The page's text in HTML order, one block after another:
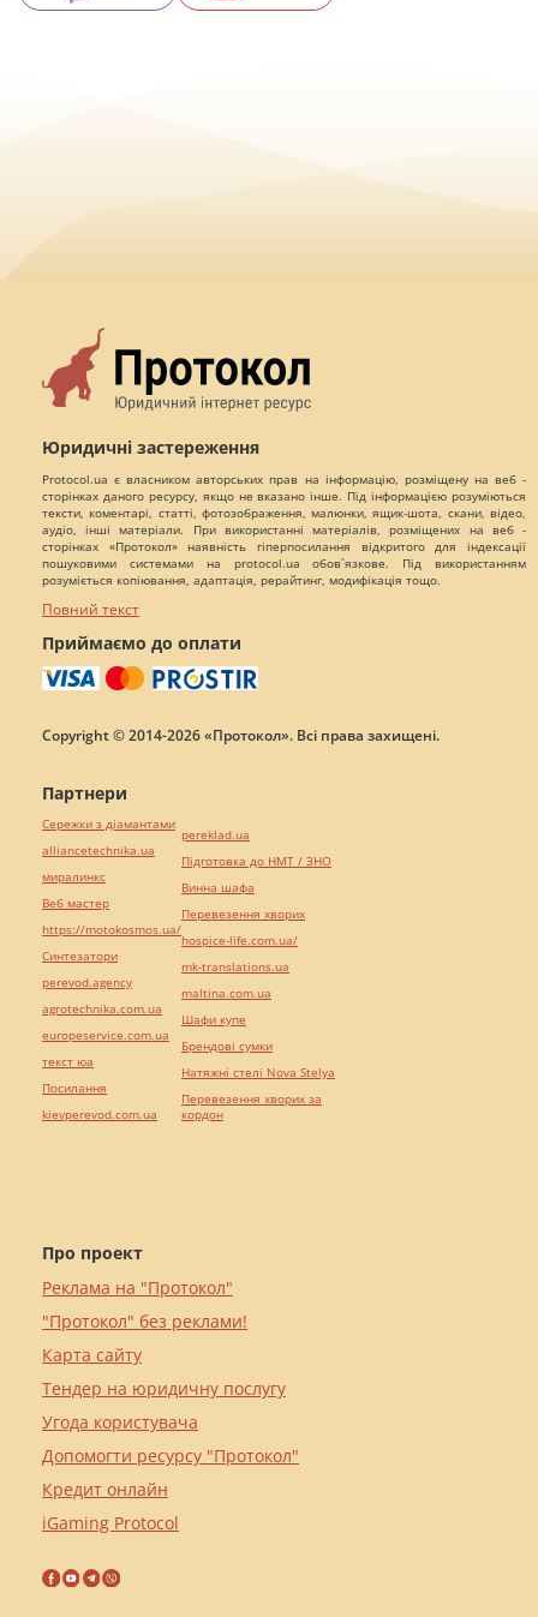
Юридичні застереження
Protocol.ua є власником авторських прав на інформацію, розміщену на веб -
сторінках даного ресурсу, якщо не вказано інше. Під інформацією розуміються
тексти, коментарі, статті, фотозображення, малюнки, ящик-шота, скани, відео,
аудіо, інші матеріали. При використанні матеріалів, розміщених на веб -
сторінках «Протокол» наявність гіперпосилання відкритого для індексації
пошуковими системами на protocol.ua обов`язкове. Під використанням
розуміється копіювання, адаптація, рерайтинг, модифікація тощо.
Повний текст
Приймаємо до оплати
Copyright © 2014-2026 «Протокол». Всі права захищені.
Про проект
Реклама на "Протокол"
"Протокол" без реклами!
Карта сайту
Тендер на юридичну послугу
Угода користувача
Допомогти ресурсу "Протокол"
Кредит онлайн
iGaming Protocol
Партнери
Сережки з діамантами
alliancetechnika.ua
миралинкс
Веб мастер
https://motokosmos.ua/
Синтезатори
perevod.agency
agrotechnika.com.ua
europeservice.com.ua
текст юа
Посилання
kievperevod.com.ua
pereklad.ua
Підготовка до НМТ / ЗНО
Винна шафа
Перевезення хворих
hospice-life.com.ua/
mk-translations.ua
maltina.com.ua
Шафи купе
Брендові сумки
Натяжні стелі Nova Stelya
Перевезення хворих за
кордон